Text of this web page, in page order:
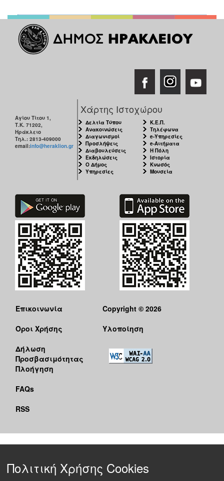
Αγίου Τίτου 1,
Τ.Κ. 71202,
Ηράκλειο
Τηλ.: 2813-409000
email:info@heraklion.gr
Χάρτης Ιστοχώρου
Δελτία Τύπου
Ανακοινώσεις
Διαγωνισμοί
Προσλήψεις
Διαβουλεύσεις
Εκδηλώσεις
Ο Δήμος
Υπηρεσίες
Κ.Ε.Π.
Τηλέφωνα
e-Υπηρεσίες
e-Αιτήματα
Η Πόλη
Ιστορία
Κνωσός
Μουσεία
Επικοινωνία
Όροι Χρήσης
Δήλωση
Προσβασιμότητας
Πλοήγηση
FAQs
RSS
Copyright © 2026
Υλοποίηση
Πολιτική Χρήσης Cookies